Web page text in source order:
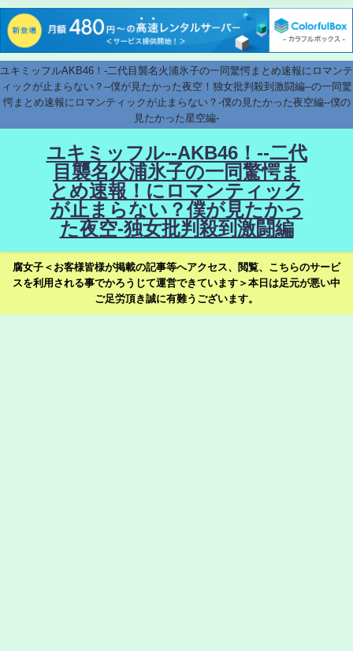
ユキミッフルAKB46！-二代目襲名火浦氷子の一同驚愕まとめ速報にロマンテ
ィックが止まらない？--僕が見たかった夜空！独女批判殺到激闘編--の一同驚
愕まとめ速報にロマンティックが止まらない？-僕の見たかった夜空編--僕の
見たかった星空編-
ユキミッフル--AKB46！--二代
目襲名火浦氷子の一同驚愕ま
とめ速報！にロマンティック
が止まらない？僕が見たかっ
た夜空-独女批判殺到激闘編
腐女子＜お客様皆様が掲載の記事等へアクセス、閲覧、こちらのサービ
スを利用される事でかろうじて運営できています＞本日は足元が悪い中
ご足労頂き誠に有難うございます。